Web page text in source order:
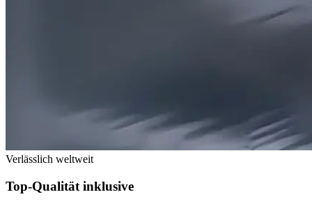
Verlässlich weltweit
Top-Qualität inklusive